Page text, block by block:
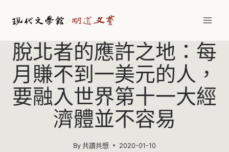
脫北者的應許之地：每
月賺不到一美元的人，
要融入世界第十一大經
濟體並不容易
By 共讀共想 2020-01-10